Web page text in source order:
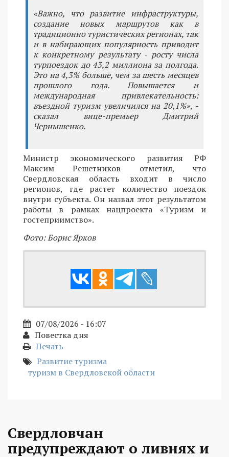
«Важно, что развитие инфраструктуры,
создание новых маршрутов как в
традиционно туристических регионах, так
и в набирающих популярность приводит
к конкретному результату - росту числа
турпоездок до 43,2 миллиона за полгода.
Это на 4,3% больше, чем за шесть месяцев
прошлого года. Повышается и
международная привлекательность:
въездной туризм увеличился на 20,1%», -
сказал вице-премьер Дмитрий
Чернышенко.
Министр экономического развития РФ
Максим Решетников отметил, что
Свердловская область входит в число
регионов, где растет количество поездок
внутри субъекта. Он назвал этот результатом
работы в рамках нацпроекта «Туризм и
гостеприимство».
Фото: Борис Ярков
07/08/2026 - 16:07
Повестка дня
Печать
Развитие туризма
туризм в Свердловской области
Свердловчан
предупреждают о ливнях и